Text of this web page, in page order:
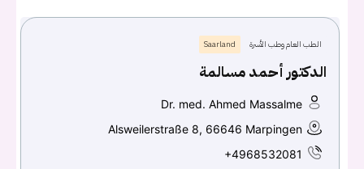
الطب العام وطب الأسرة Saarland
الدكتور أحمد مسالمة
Dr. med. Ahmed Massalme
Alsweilerstraße 8, 66646 Marpingen
+4968532081